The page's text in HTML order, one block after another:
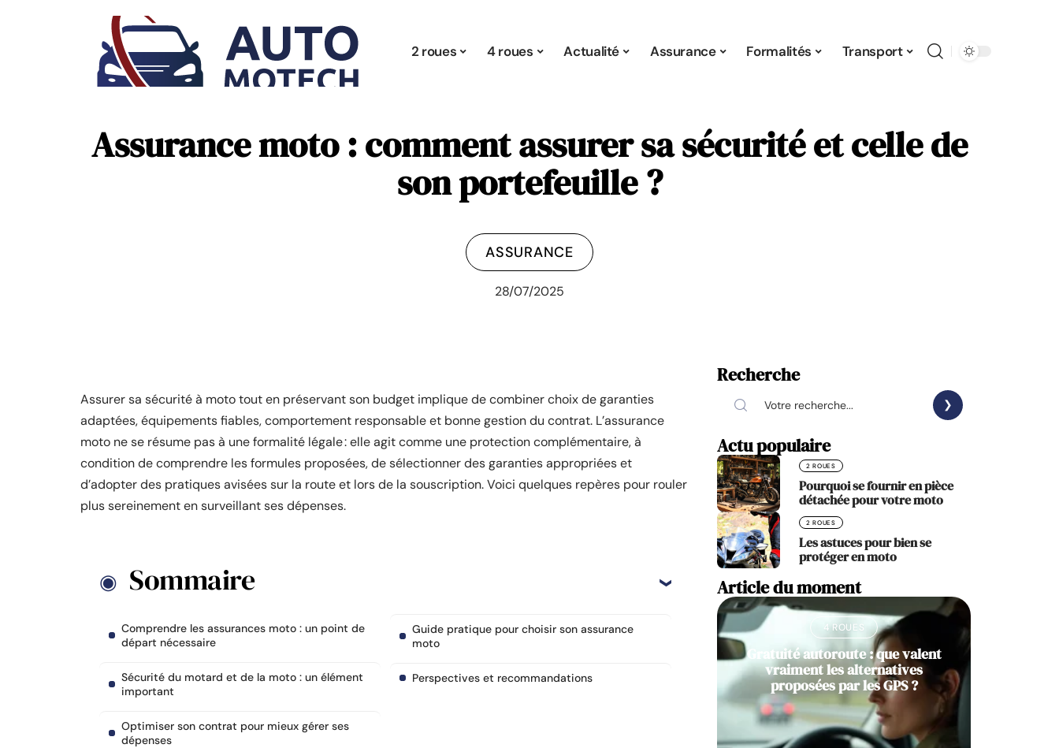
2 roues 4 roues Actualité Assurance Formalités Transport
Assurance moto : comment assurer sa sécurité et celle de
son portefeuille ?
ASSURANCE
28/07/2025
Assurer sa sécurité à moto tout en préservant son budget implique de combiner choix de garanties
adaptées, équipements fiables, comportement responsable et bonne gestion du contrat. L’assurance
moto ne se résume pas à une formalité légale : elle agit comme une protection complémentaire, à
condition de comprendre les formules proposées, de sélectionner des garanties appropriées et
d’adopter des pratiques avisées sur la route et lors de la souscription. Voici quelques repères pour rouler
plus sereinement en surveillant ses dépenses.
Sommaire
Comprendre les assurances moto : un point de
départ nécessaire
Sécurité du motard et de la moto : un élément
important
Optimiser son contrat pour mieux gérer ses
dépenses
Guide pratique pour choisir son assurance
moto
Perspectives et recommandations
Recherche
Actu populaire
2 ROUES
Pourquoi se fournir en pièce
détachée pour votre moto
2 ROUES
Les astuces pour bien se
protéger en moto
Article du moment
4 ROUES
Gratuité autoroute : que valent
vraiment les alternatives
proposées par les GPS ?